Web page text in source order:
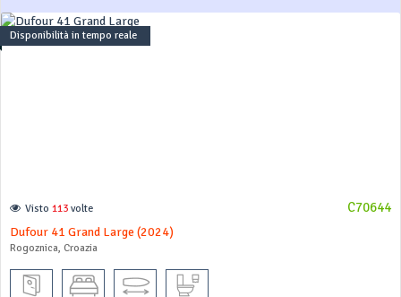
Disponibilità in tempo reale
C70644
Visto 113 volte
Dufour 41 Grand Large (2024)
Rogoznica, Croazia